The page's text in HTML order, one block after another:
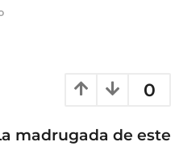
0
madrugada de este